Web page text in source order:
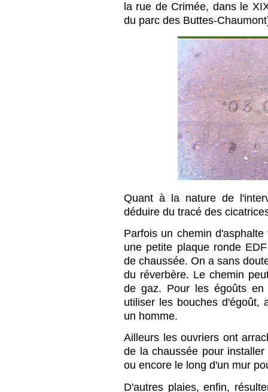
la rue de Crimée, dans le
du parc des Buttes-
Quant à la nature de
déduire du tracé des
Parfois un chemin
une petite plaque ronde
de chaussée. On a sans
du réverbère. Le chemin
de gaz. Pour les égoûts en
utiliser les bouches d'égoût,
un homme.
Ailleurs les ouvriers ont
de la chaussée pour
ou encore le long d'un mur
D'autres plaies, enfin,